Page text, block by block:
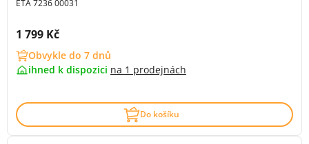
ETA 7236 00031
Cena s DPH:
1 799 Kč
Obvykle do 7 dnů
ihned k dispozici na 1 prodejnách
Do košíku